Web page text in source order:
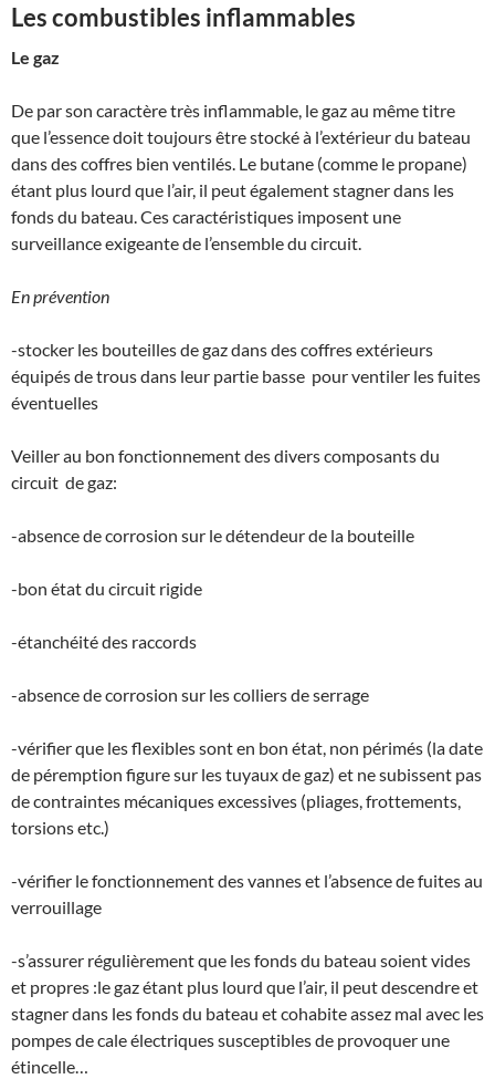
Les combustibles inflammables
Le gaz
De par son caractère très inflammable, le gaz au même titre
que l’essence doit toujours être stocké à l’extérieur du bateau
dans des coffres bien ventilés. Le butane (comme le propane)
étant plus lourd que l’air, il peut également stagner dans les
fonds du bateau. Ces caractéristiques imposent une
surveillance exigeante de l’ensemble du circuit.
En prévention
-stocker les bouteilles de gaz dans des coffres extérieurs
équipés de trous dans leur partie basse pour ventiler les fuites
éventuelles
Veiller au bon fonctionnement des divers composants du
circuit de gaz:
-absence de corrosion sur le détendeur de la bouteille
-bon état du circuit rigide
-étanchéité des raccords
-absence de corrosion sur les colliers de serrage
-vérifier que les flexibles sont en bon état, non périmés (la date
de péremption figure sur les tuyaux de gaz) et ne subissent pas
de contraintes mécaniques excessives (pliages, frottements,
torsions etc.)
-vérifier le fonctionnement des vannes et l’absence de fuites au
verrouillage
-s’assurer régulièrement que les fonds du bateau soient vides
et propres :le gaz étant plus lourd que l’air, il peut descendre et
stagner dans les fonds du bateau et cohabite assez mal avec les
pompes de cale électriques susceptibles de provoquer une
étincelle…